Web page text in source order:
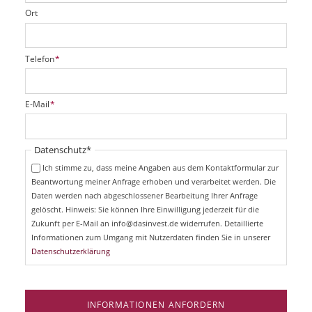
Ort
P
f
i
c
t
f
Telefon*
P
f
i
E-Mail*
Pflichtfeld
Datenschutz*
Ich stimme zu, dass meine Angaben aus dem Kontaktformular zur
Beantwortung meiner Anfrage erhoben und verarbeitet werden. Die
Daten werden nach abgeschlossener Bearbeitung Ihrer Anfrage
gelöscht. Hinweis: Sie können Ihre Einwilligung jederzeit für die
Zukunft per E-Mail an info@dasinvest.de widerrufen. Detaillierte
Informationen zum Umgang mit Nutzerdaten finden Sie in unserer
Datenschutzerklärung
INFORMATIONEN ANFORDERN